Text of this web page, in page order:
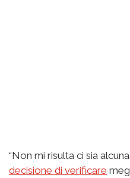
“Non mi risulta ci sia
decisione di verificare